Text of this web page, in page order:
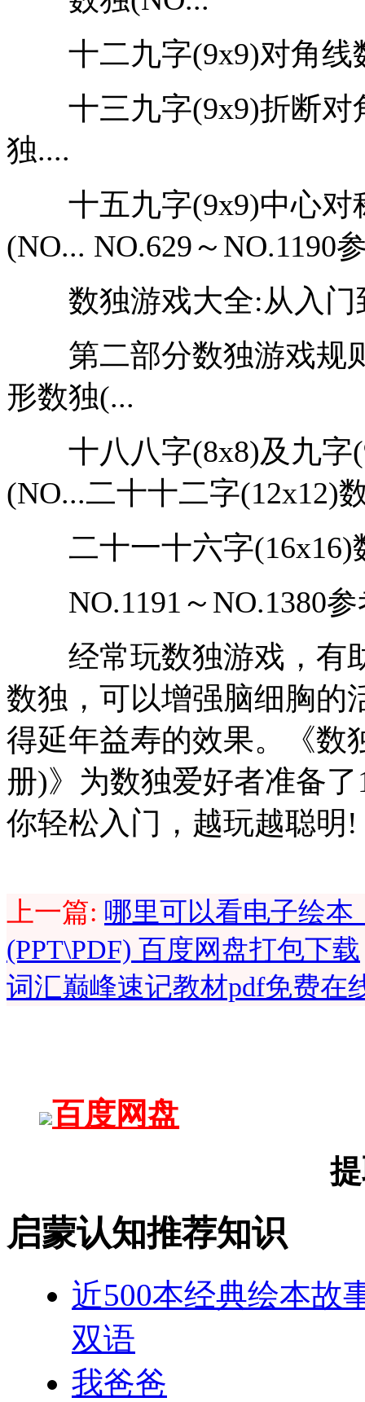
十二九字(9x9)对角线
十三九字(9x9)折断对
独....
十五九字(9x9)中心对
(NO... NO.629～NO.1190
数独游戏大全:从入门
第二部分数独游戏规则
形数独(...
十八八字(8x8)及九字
(NO...二十十二字(12x12)
二十一十六字(16x16)
NO.1191～NO.1380参
经常玩数独游戏，有
数独，可以增强脑细胸的
得延年益寿的效果。《数
册)》为数独爱好者准备
你轻松入门，越玩越聪明!
上一篇: 哪里可以看电子绘本
(PPT\PDF) 百度网盘打包下载
词汇巅峰速记教材pdf免费在
百度网盘
启蒙认知推荐知识
近500本经典绘本故
双语
我爸爸